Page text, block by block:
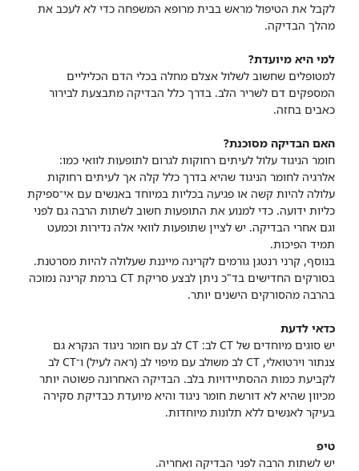
לקבל את הטיפול מראש בבית מרופא המשפחה כדי לא לעכב את
מהלך הבדיקה.
למי היא מיועדת?
למטופלים שחשוב לשלול אצלם מחלה בכלי הדם הכליליים
המספקים דם לשריר הלב. בדרך כלל הבדיקה מתבצעת לבירור
כאבים בחזה.
האם הבדיקה מסוכנת?
חומר הניגוד עלול לעיתים רחוקות לגרום לתופעות לוואי כמו:
אלרגיה לחומר הניגוד שהיא בדרך כלל קלה אך לעיתים רחוקות
עלולה להיות קשה או פגיעה בכליות במיוחד באנשים עם אי־ספיקת
כליות ידועה. כדי למנוע את התופעות חשוב לשתות הרבה גם לפני
וגם אחרי הבדיקה. יש לציין שתופעות לוואי אלה נדירות וכמעט
תמיד הפיכות.
בנוסף, קרני רנטגן גורמים לקרינה מייננת שעלולה להיות מסרטנת.
בסורקים החדישים בד"כ ניתן לבצע סריקת CT ברמת קרינה נמוכה
בהרבה מהסורקים הישנים יותר.
כדאי לדעת
יש סוגים מיוחדים של CT לב: CT לב עם חומר ניגוד הנקרא גם
צנתור וירטואלי, CT לב משולב עם מיפוי לב (ראה לעיל) ו־CT לב
לקביעת כמות ההסתיידויות בלב. הבדיקה האחרונה פשוטה יותר
מכיוון שהיא לא דורשת חומר ניגוד והיא מיועדת כבדיקת סקירה
בעיקר לאנשים ללא תלונות מיוחדות.
טיפ
יש לשתות הרבה לפני הבדיקה ואחריה.